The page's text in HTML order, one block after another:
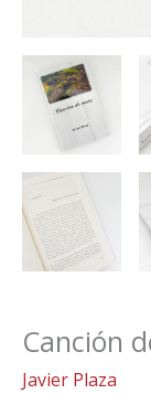
Canción
Javier Plaza